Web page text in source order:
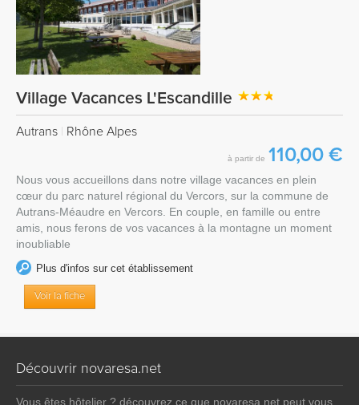
Village Vacances L'Escandille
Autrans Rhône Alpes
à partir de 110,00 €
Nous vous accueillons dans notre village vacances en plein
cœur du parc naturel régional du Vercors, sur la commune de
Autrans-Méaudre en Vercors. En couple, en famille ou entre
amis, nous ferons de vos vacances à la montagne un moment
inoubliable
Plus d'infos sur cet établissement
Voir la fiche
Découvrir novaresa.net
Vous êtes hôtelier ? découvrez ce que novaresa.net peut vous